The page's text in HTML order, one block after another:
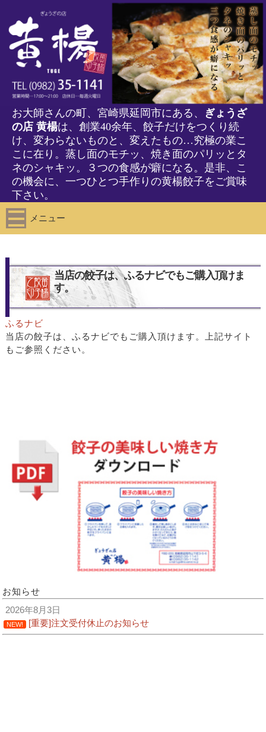
お大師さんの町、宮崎県延岡市にある、 ぎょうざ
の店 黄楊は、創業40余年、餃子だけをつくり続
け、変わらないものと、変えたもの…究極の業こ
こに在り。蒸し面のモチッ、焼き面のパリッとタ
ネのシャキッ。３つの食感が癖になる。是非、こ
の機会に、一つひとつ手作りの黄楊餃子をご賞味
下さい。
メニュー
当店の餃子は、ふるナビでもご購入頂けま
す。
ふるナビ
当店の餃子は、ふるナビでもご購入頂けます。上記サイト
もご参照ください。
お知らせ
2026年8月3日
NEW! [重要]注文受付休止のお知らせ